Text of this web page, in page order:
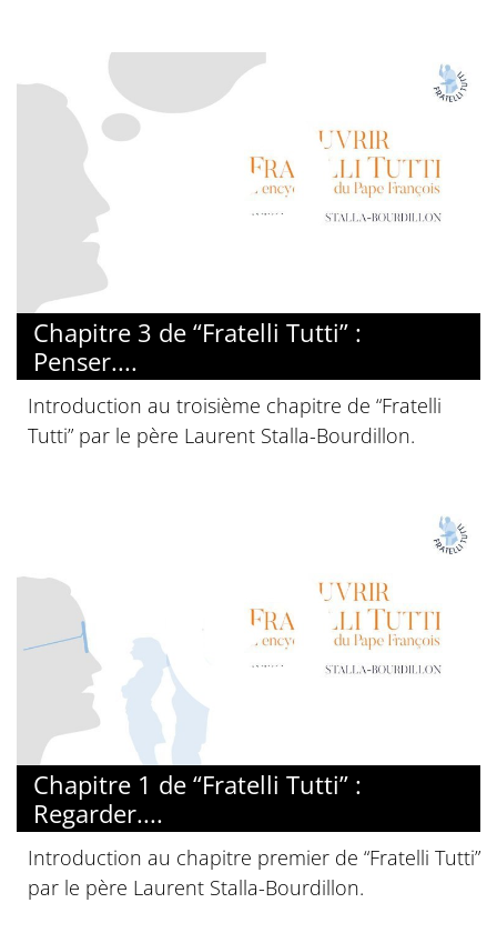
Chapitre 3 de “Fratelli Tutti” :
Penser....
Introduction au troisième chapitre de “Fratelli
Tutti” par le père Laurent Stalla-Bourdillon.
Chapitre 1 de “Fratelli Tutti” :
Regarder....
Introduction au chapitre premier de “Fratelli Tutti”
par le père Laurent Stalla-Bourdillon.